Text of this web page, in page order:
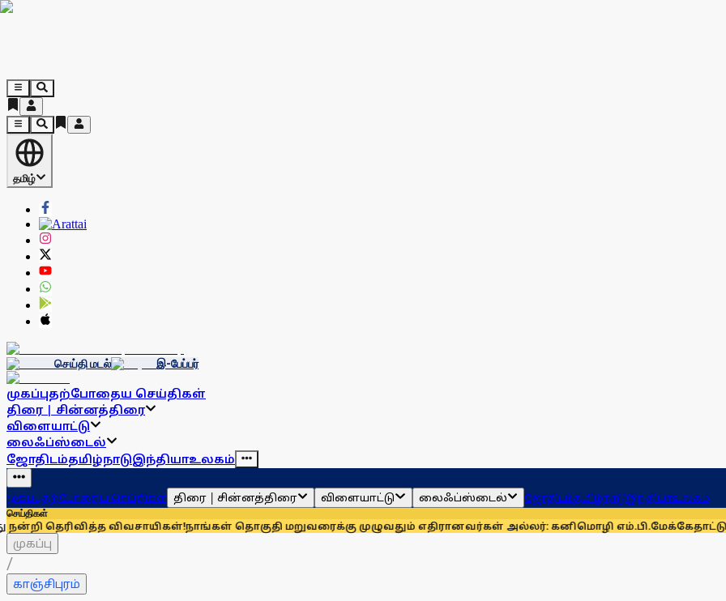
தமிழ்
செய்தி மடல் இ-பேப்பர்
முகப்புதற்போதைய செய்திகள்
திரை | சின்னத்திரை
விளையாட்டு
லைஃப்ஸ்டைல்
ஜோதிடம்தமிழ்நாடுஇந்தியாஉலகம்
முகப்புதற்போதைய செய்திகள் திரை | சின்னத்திரை விளையாட்டு லைஃப்ஸ்டைல் ஜோதிடம்தமிழ்நாடுஇந்தியாஉலகம்
செய்திகள்
விவசாயிகள்!நாங்கள் தொகுதி மறுவரைக்கு முழுவதும் எதிரானவர்கள் அல்லர்: கனிமொழி எம்.பி.மேக்கேதாட்டு
முகப்பு
/
காஞ்சிபுரம்